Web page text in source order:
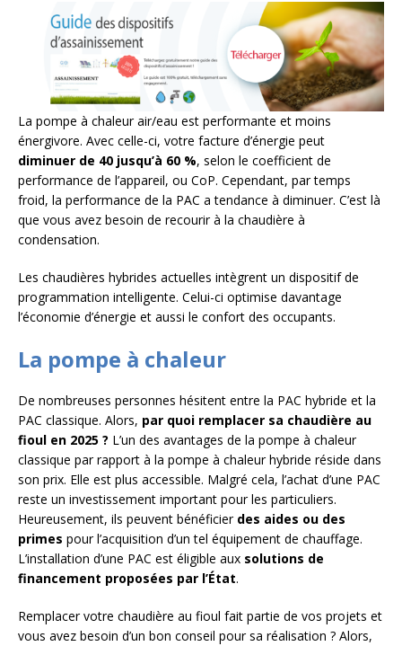
La pompe à chaleur air/eau est performante et moins
énergivore. Avec celle-ci, votre facture d’énergie peut
diminuer de 40 jusqu’à 60 %, selon le coefficient de
performance de l’appareil, ou CoP. Cependant, par temps
froid, la performance de la PAC a tendance à diminuer. C’est là
que vous avez besoin de recourir à la chaudière à
condensation.
Les chaudières hybrides actuelles intègrent un dispositif de
programmation intelligente. Celui-ci optimise davantage
l’économie d’énergie et aussi le confort des occupants.
La pompe à chaleur
De nombreuses personnes hésitent entre la PAC hybride et la
PAC classique. Alors, par quoi remplacer sa chaudière au
fioul en 2025 ? L’un des avantages de la pompe à chaleur
classique par rapport à la pompe à chaleur hybride réside dans
son prix. Elle est plus accessible. Malgré cela, l’achat d’une PAC
reste un investissement important pour les particuliers.
Heureusement, ils peuvent bénéficier des aides ou des
primes pour l’acquisition d’un tel équipement de chauffage.
L’installation d’une PAC est éligible aux solutions de
financement proposées par l’État.
Remplacer votre chaudière au fioul fait partie de vos projets et
vous avez besoin d’un bon conseil pour sa réalisation ? Alors,